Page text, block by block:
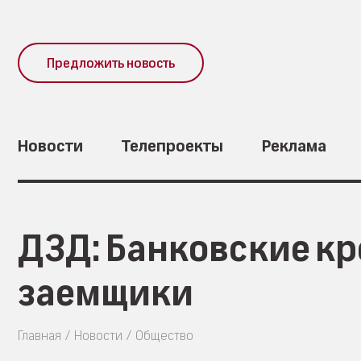
Предложить новость
Новости Телепроекты Реклама
ДЗД: Банковские
заемщики
Главная Новости Общество